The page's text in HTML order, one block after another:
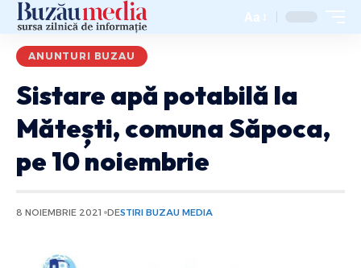
Aa
ANUNTURI BUZAU
Sistare apă potabilă la
Mătești, comuna Săpoca,
pe 10 noiembrie
8 NOIEMBRIE 2021 DESTIRI BUZAU MEDIA